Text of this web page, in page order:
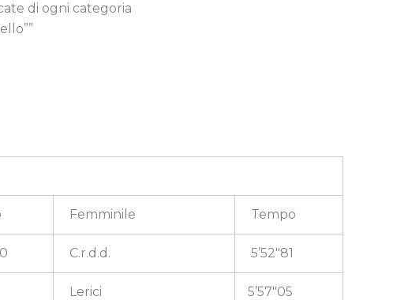
di ogni categoria
Femminile Tempo
C.r.d.d. 5’52″81
Lerici 5’57″05